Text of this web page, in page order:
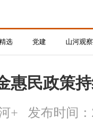
选 党建 山河观察
惠民政策
+ 发布时间：